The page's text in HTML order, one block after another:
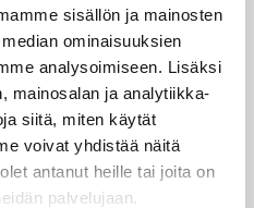
sisällön ja mainosten
ominaisuuksien
analysoimiseen. Lisäksi
mainosalan ja analytiikka-
siitä, miten käytät
voivat yhdistää näitä
antanut heille tai joita on
palvelujaan.
rautaa
voitto